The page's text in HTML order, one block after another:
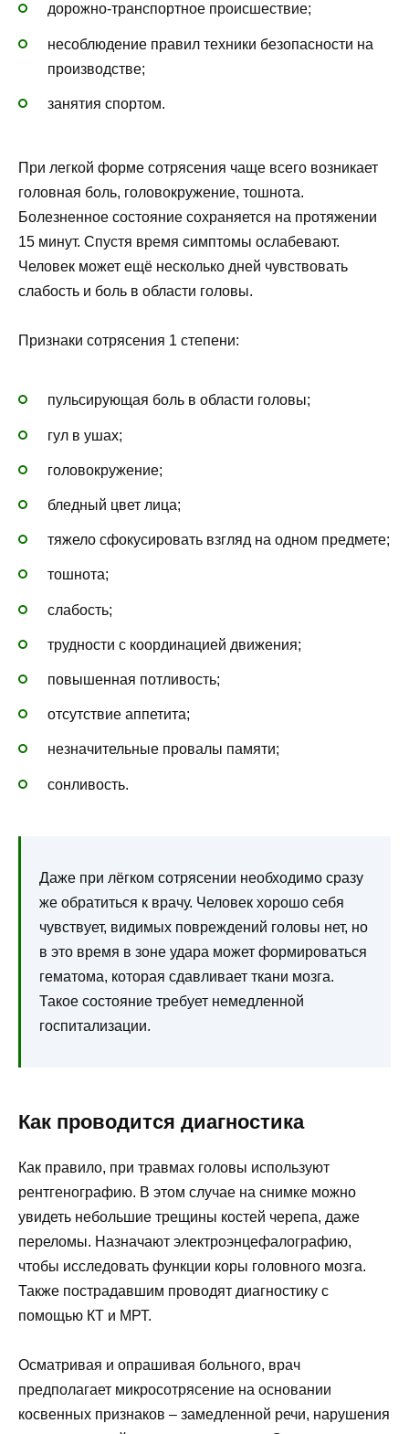
дорожно-транспортное происшествие;
несоблюдение правил техники безопасности на
производстве;
занятия спортом.
При легкой форме сотрясения чаще всего возникает
головная боль, головокружение, тошнота.
Болезненное состояние сохраняется на протяжении
15 минут. Спустя время симптомы ослабевают.
Человек может ещё несколько дней чувствовать
слабость и боль в области головы.
Признаки сотрясения 1 степени:
пульсирующая боль в области головы;
гул в ушах;
головокружение;
бледный цвет лица;
тяжело сфокусировать взгляд на одном предмете;
тошнота;
слабость;
трудности с координацией движения;
повышенная потливость;
отсутствие аппетита;
незначительные провалы памяти;
сонливость.
Даже при лёгком сотрясении необходимо сразу
же обратиться к врачу. Человек хорошо себя
чувствует, видимых повреждений головы нет, но
в это время в зоне удара может формироваться
гематома, которая сдавливает ткани мозга.
Такое состояние требует немедленной
госпитализации.
Как проводится диагностика
Как правило, при травмах головы используют
рентгенографию. В этом случае на снимке можно
увидеть небольшие трещины костей черепа, даже
переломы. Назначают электроэнцефалографию,
чтобы исследовать функции коры головного мозга.
Также пострадавшим проводят диагностику с
помощью КТ и МРТ.
Осматривая и опрашивая больного, врач
предполагает микросотрясение на основании
косвенных признаков – замедленной речи, нарушения